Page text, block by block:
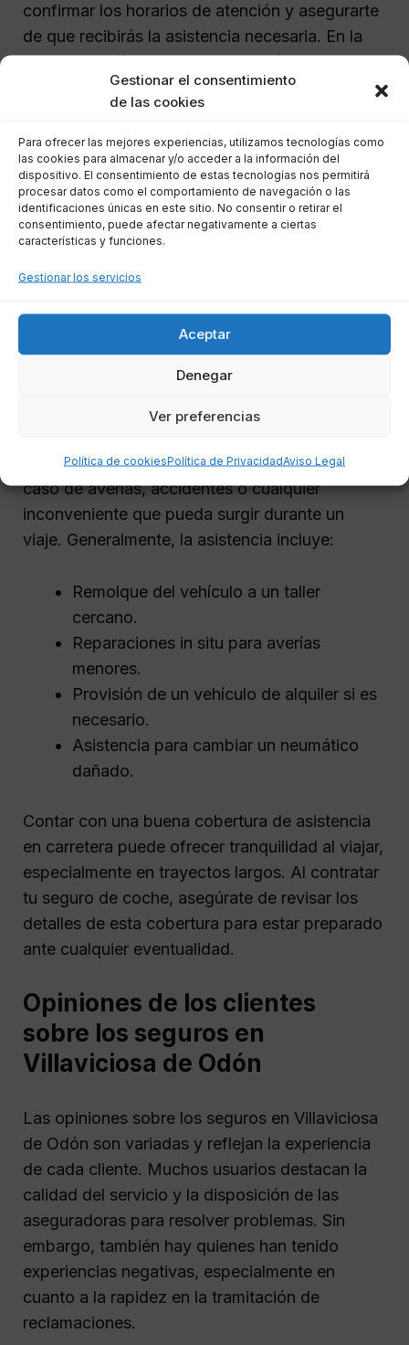
Gestionar el consentimiento
de las cookies
Para ofrecer las mejores experiencias, utilizamos tecnologías como
las cookies para almacenar y/o acceder a la información del
dispositivo. El consentimiento de estas tecnologías nos permitirá
procesar datos como el comportamiento de navegación o las
identificaciones únicas en este sitio. No consentir o retirar el
consentimiento, puede afectar negativamente a ciertas
características y funciones.
Gestionar los servicios
Aceptar
Denegar
Ver preferencias
Política de cookiesPolítica de PrivacidadAviso Legal
confirmar los horarios de atención y asegurarte
de que recibirás la asistencia necesaria. En la
oficina, podrás obtener información sobre
todas las opciones disponibles, desde seguros
de coche hasta seguros de hogar y salud.
No olvides llevar la documentación necesaria,
como tu DNI y los detalles de tu póliza, para
facilitar el proceso de consulta.
Funcionamiento de la
Villaviciosa de Odón
La asistencia en carretera es un servicio
esencial que muchas aseguradoras ofrecen en
diseñado para ayudar a los conductores en
caso de averías, accidentes o cualquier
inconveniente que pueda surgir durante un
viaje. Generalmente, la asistencia incluye:
Remolque del vehículo a un taller
cercano.
Reparaciones in situ para averías
menores.
Provisión de un vehículo de alquiler si es
necesario.
Asistencia para cambiar un neumático
dañado.
Contar con una buena cobertura de asistencia
en carretera puede ofrecer tranquilidad al viajar,
especialmente en trayectos largos. Al contratar
tu seguro de coche, asegúrate de revisar los
detalles de esta cobertura para estar preparado
ante cualquier eventualidad.
Opiniones de los clientes
sobre los seguros en
Villaviciosa de Odón
Las opiniones sobre los seguros en Villaviciosa
de Odón son variadas y reflejan la experiencia
de cada cliente. Muchos usuarios destacan la
calidad del servicio y la disposición de las
aseguradoras para resolver problemas. Sin
embargo, también hay quienes han tenido
experiencias negativas, especialmente en
cuanto a la rapidez en la tramitación de
reclamaciones.